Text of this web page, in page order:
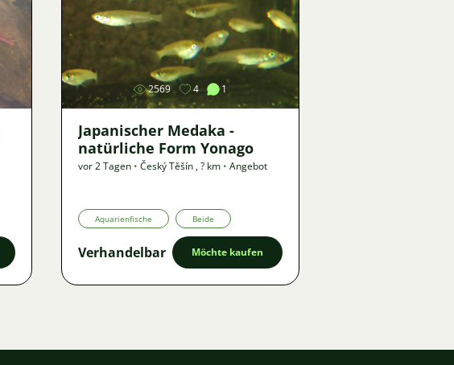
Bild
2569 4 1
Japanischer Medaka -
natürliche Form Yonago
vor 2 Tagen • Český Těšín ,? km • Angebot
Aquarienfische Beide
Verhandelbar Möchte kaufen